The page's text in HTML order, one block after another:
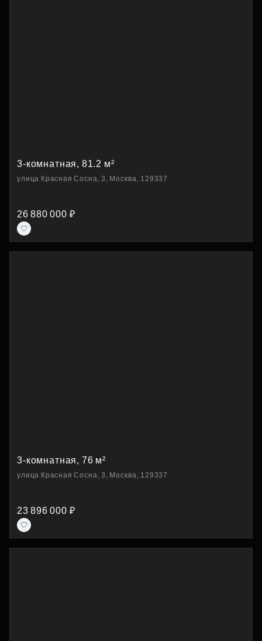
3-комнатная, 81.2 м²
улица Красная Сосна, 3, Москва, 129337
26 880 000 ₽
3-комнатная, 76 м²
улица Красная Сосна, 3, Москва, 129337
23 896 000 ₽